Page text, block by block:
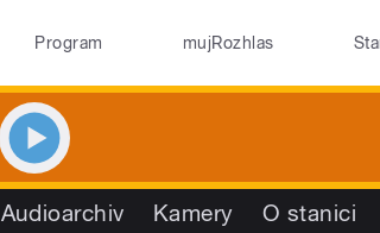
Program mujRozhlas
Audioarchiv Kamery O stanici